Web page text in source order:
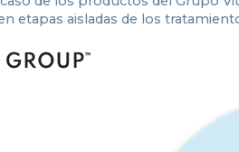
etapas aisladas de los